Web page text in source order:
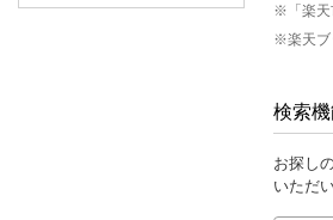
※「楽天
※楽天ブ
検索
お探し
いただ